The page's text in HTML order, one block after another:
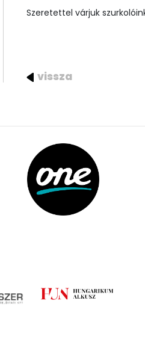
Szeretettel várjuk
vissza